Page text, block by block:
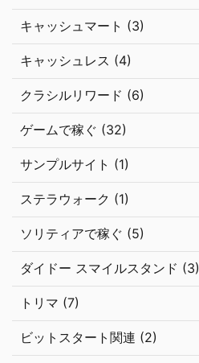
キャッシュマート (3)
キャッシュレス (4)
クラシルリワード (6)
ゲームで稼ぐ (32)
サンプルサイト (1)
ステラウォーク (1)
ソリティアで稼ぐ (5)
ダイドー スマイルスタンド (3)
トリマ (7)
ビットスタート関連 (2)